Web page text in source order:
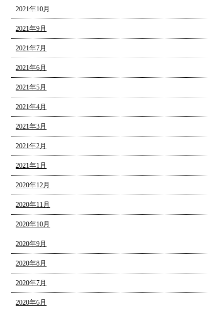
2021年10月
2021年9月
2021年7月
2021年6月
2021年5月
2021年4月
2021年3月
2021年2月
2021年1月
2020年12月
2020年11月
2020年10月
2020年9月
2020年8月
2020年7月
2020年6月